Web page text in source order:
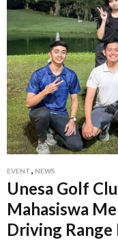
EVENT, NEWS
Unesa Golf
Mahasiswa
Driving Range